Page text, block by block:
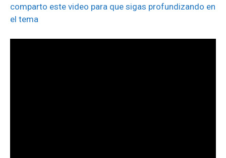
comparto este video para que sigas profundizando en
el tema